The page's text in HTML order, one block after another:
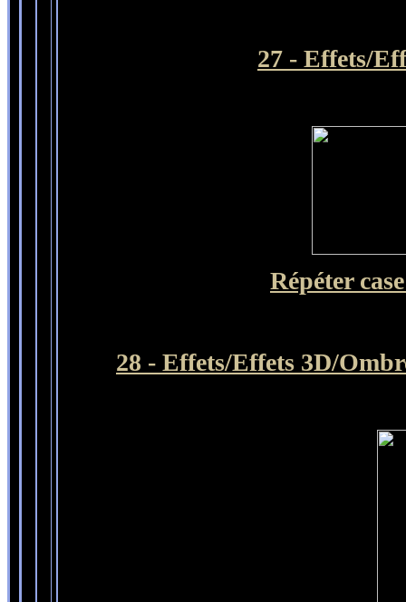
27 - Effets/
Répéter
28 - Effets/Effets 3D/